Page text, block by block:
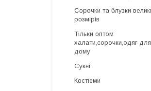
Сорочки та блузки
розмірів
Тільки оптом
халати,сорочки,одяг для
дому
Сукні
Костюми